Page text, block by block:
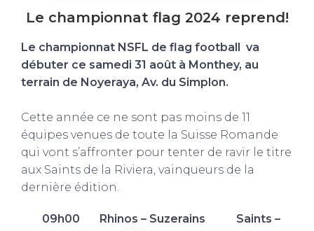
Le championnat flag 2024 reprend!
Le championnat NSFL de flag football va
débuter ce samedi 31 août à Monthey, au
terrain de Noyeraya, Av. du Simplon.
Cette année ce ne sont pas moins de 11
équipes venues de toute la Suisse Romande
qui vont s’affronter pour tenter de ravir le titre
aux Saints de la Riviera, vainqueurs de la
dernière édition.
09h00 Rhinos – Suzerains Saints –